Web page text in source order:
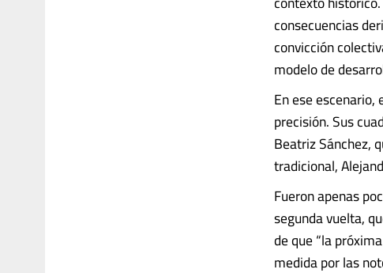
consecuencias
convicción
modelo de
En ese
precisión. Sus
Beatriz Sánchez,
tradicional,
Fueron apenas
segunda vuelta,
de que “la
medida por las